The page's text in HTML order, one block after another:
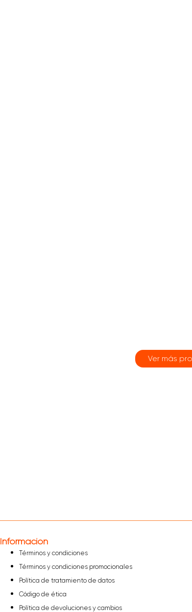
Información
Términos y condiciones
Términos y condiciones promocionales
Política de tratamiento de datos
Código de ética
Política de devoluciones y cambios